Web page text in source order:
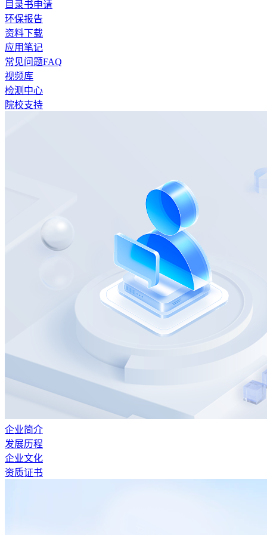
目录书申请
环保报告
资料下载
应用笔记
常见问题FAQ
视频库
检测中心
院校支持
企业简介
发展历程
企业文化
资质证书